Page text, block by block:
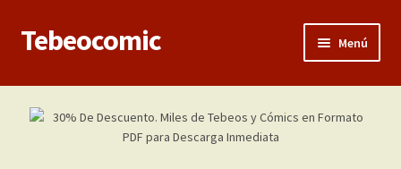
Ir
Ir
al
Tebeocomic Menú
Inicio